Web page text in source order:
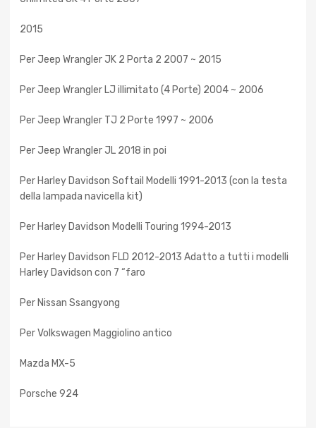
2015
Per Jeep Wrangler JK 2 Porta 2 2007 ~ 2015
Per Jeep Wrangler LJ illimitato (4 Porte) 2004 ~ 2006
Per Jeep Wrangler TJ 2 Porte 1997 ~ 2006
Per Jeep Wrangler JL 2018 in poi
Per Harley Davidson Softail Modelli 1991-2013 (con la testa
della lampada navicella kit)
Per Harley Davidson Modelli Touring 1994-2013
Per Harley Davidson FLD 2012-2013 Adatto a tutti i modelli
Harley Davidson con 7 “faro
Per Nissan Ssangyong
Per Volkswagen Maggiolino antico
Mazda MX-5
Porsche 924